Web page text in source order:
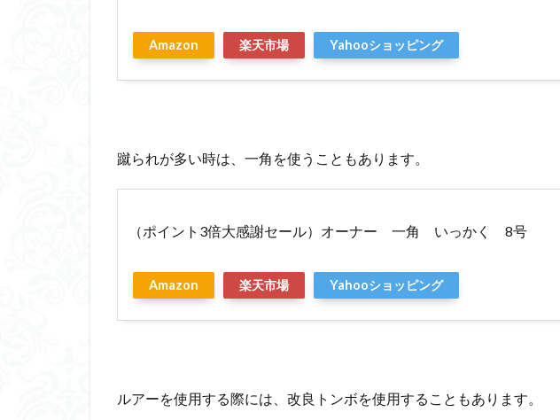
Amazon 楽天市場 Yahooショッピング
蹴られが多い時は、一角を使うこともあります。
（ポイント3倍大感謝セール）オーナー 一角 いっかく 8号
Amazon 楽天市場 Yahooショッピング
ルアーを使用する際には、改良トンボを使用することもあります。